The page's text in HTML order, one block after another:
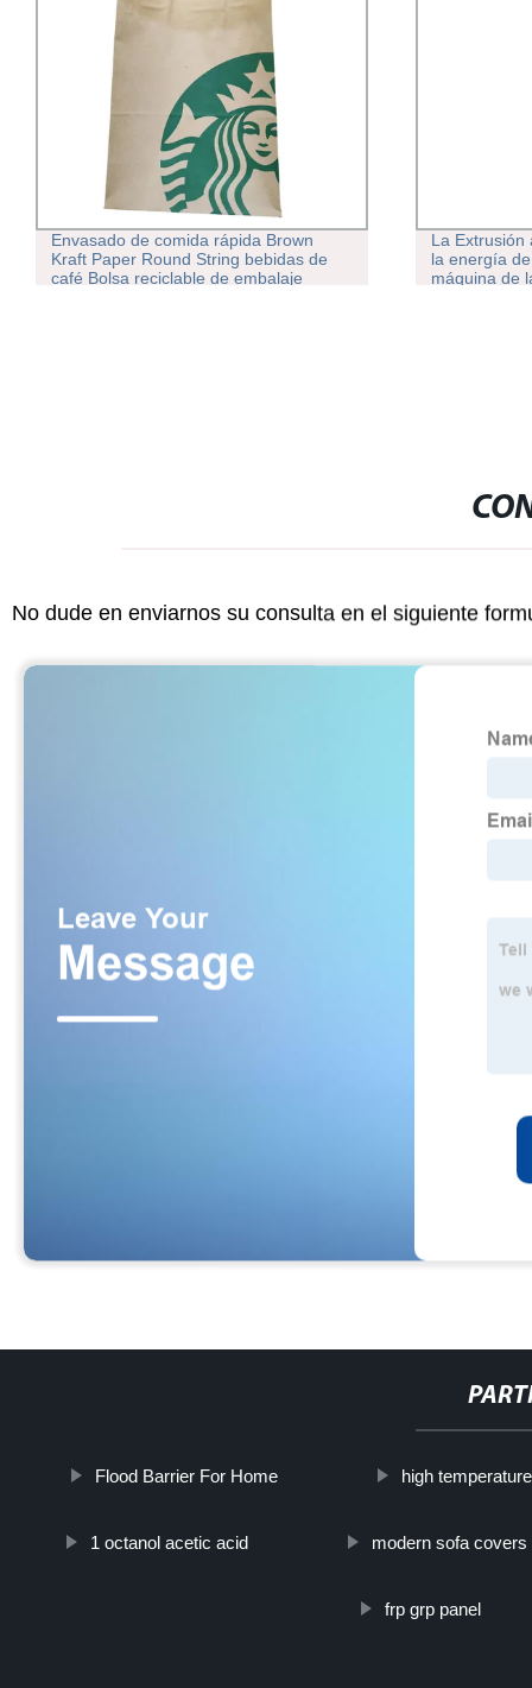
Envasado de comida rápida Brown
Kraft Paper Round String bebidas de
café Bolsa reciclable de embalaje
La Extrusión
la energía
máquina de
No dude en enviarnos su consulta en el siguiente
Flood Barrier For Home high
1 octanol acetic acid modern sofa covers
frp grp panel